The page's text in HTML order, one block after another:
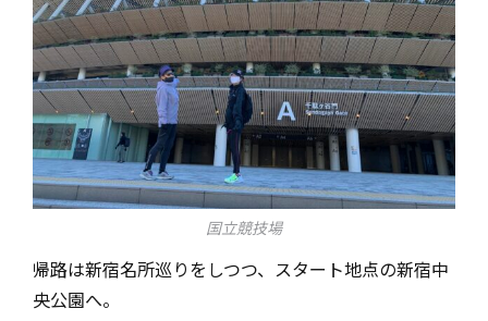
国立競技場
帰路は新宿名所巡りをしつつ、スタート地点の新宿中
央公園へ。